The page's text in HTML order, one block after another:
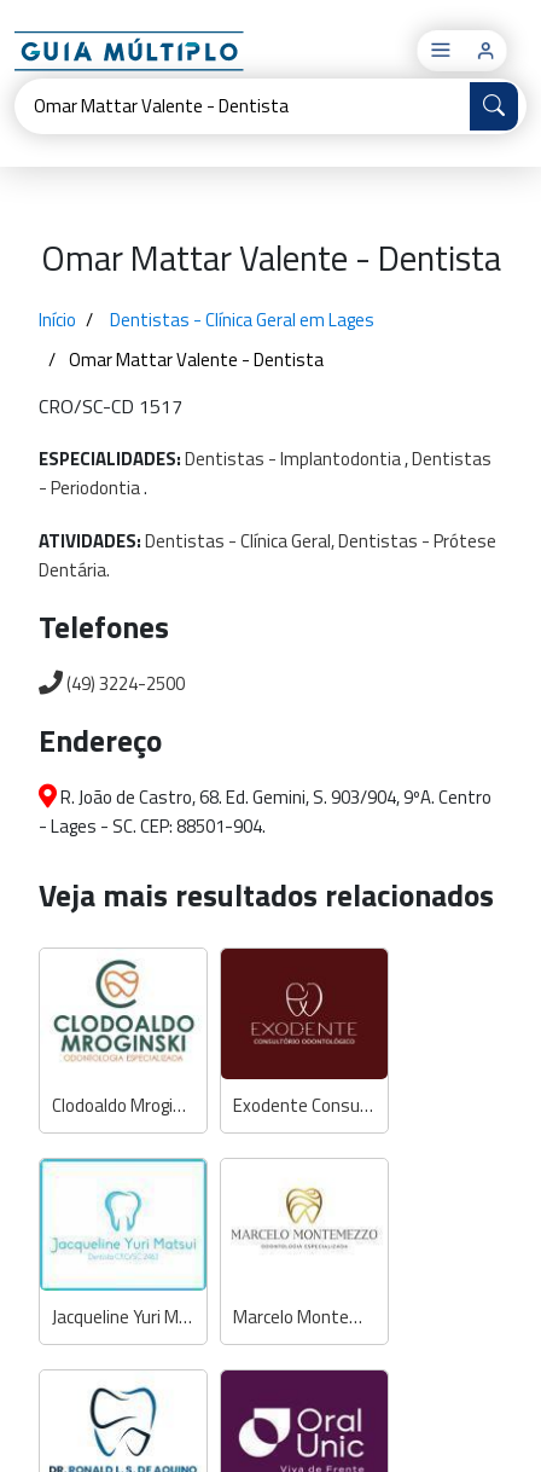
×
Omar Mattar Valente - Dentista
Início
Dentistas - Clínica Geral em Lages
Omar Mattar Valente - Dentista
CRO/SC-CD 1517
ESPECIALIDADES:Dentistas -Implantodontia,Dentistas
-Periodontia.
ATIVIDADES:Dentistas -ClínicaGeral,Dentistas -Prótese
Dentária.
Telefones
(49) 3224-2500
Endereço
R. João de Castro, 68. Ed. Gemini, S. 903/904, 9ºA. Centro
- Lages - SC. CEP: 88501-904.
Veja mais resultados relacionados
Clodoaldo Mroginski - Dentista Exodente Consultório Odontológico
Jacqueline Yuri Matsui - Dentista Marcelo Montemezzo - Dentista